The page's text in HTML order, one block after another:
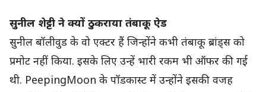
सुनील शेट्टी ने क्यों ठुकराया तंबाकू ऐड
सुनील बॉलीवुड के वो एक्टर हैं जिन्होंने कभी तंबाकू ब्रांड्स को
प्रमोट नहीं किया. इसके लिए उन्हें भारी रकम भी ऑफर की गई
थी. PeepingMoon के पॉडकास्ट में उन्होंने इसकी वजह